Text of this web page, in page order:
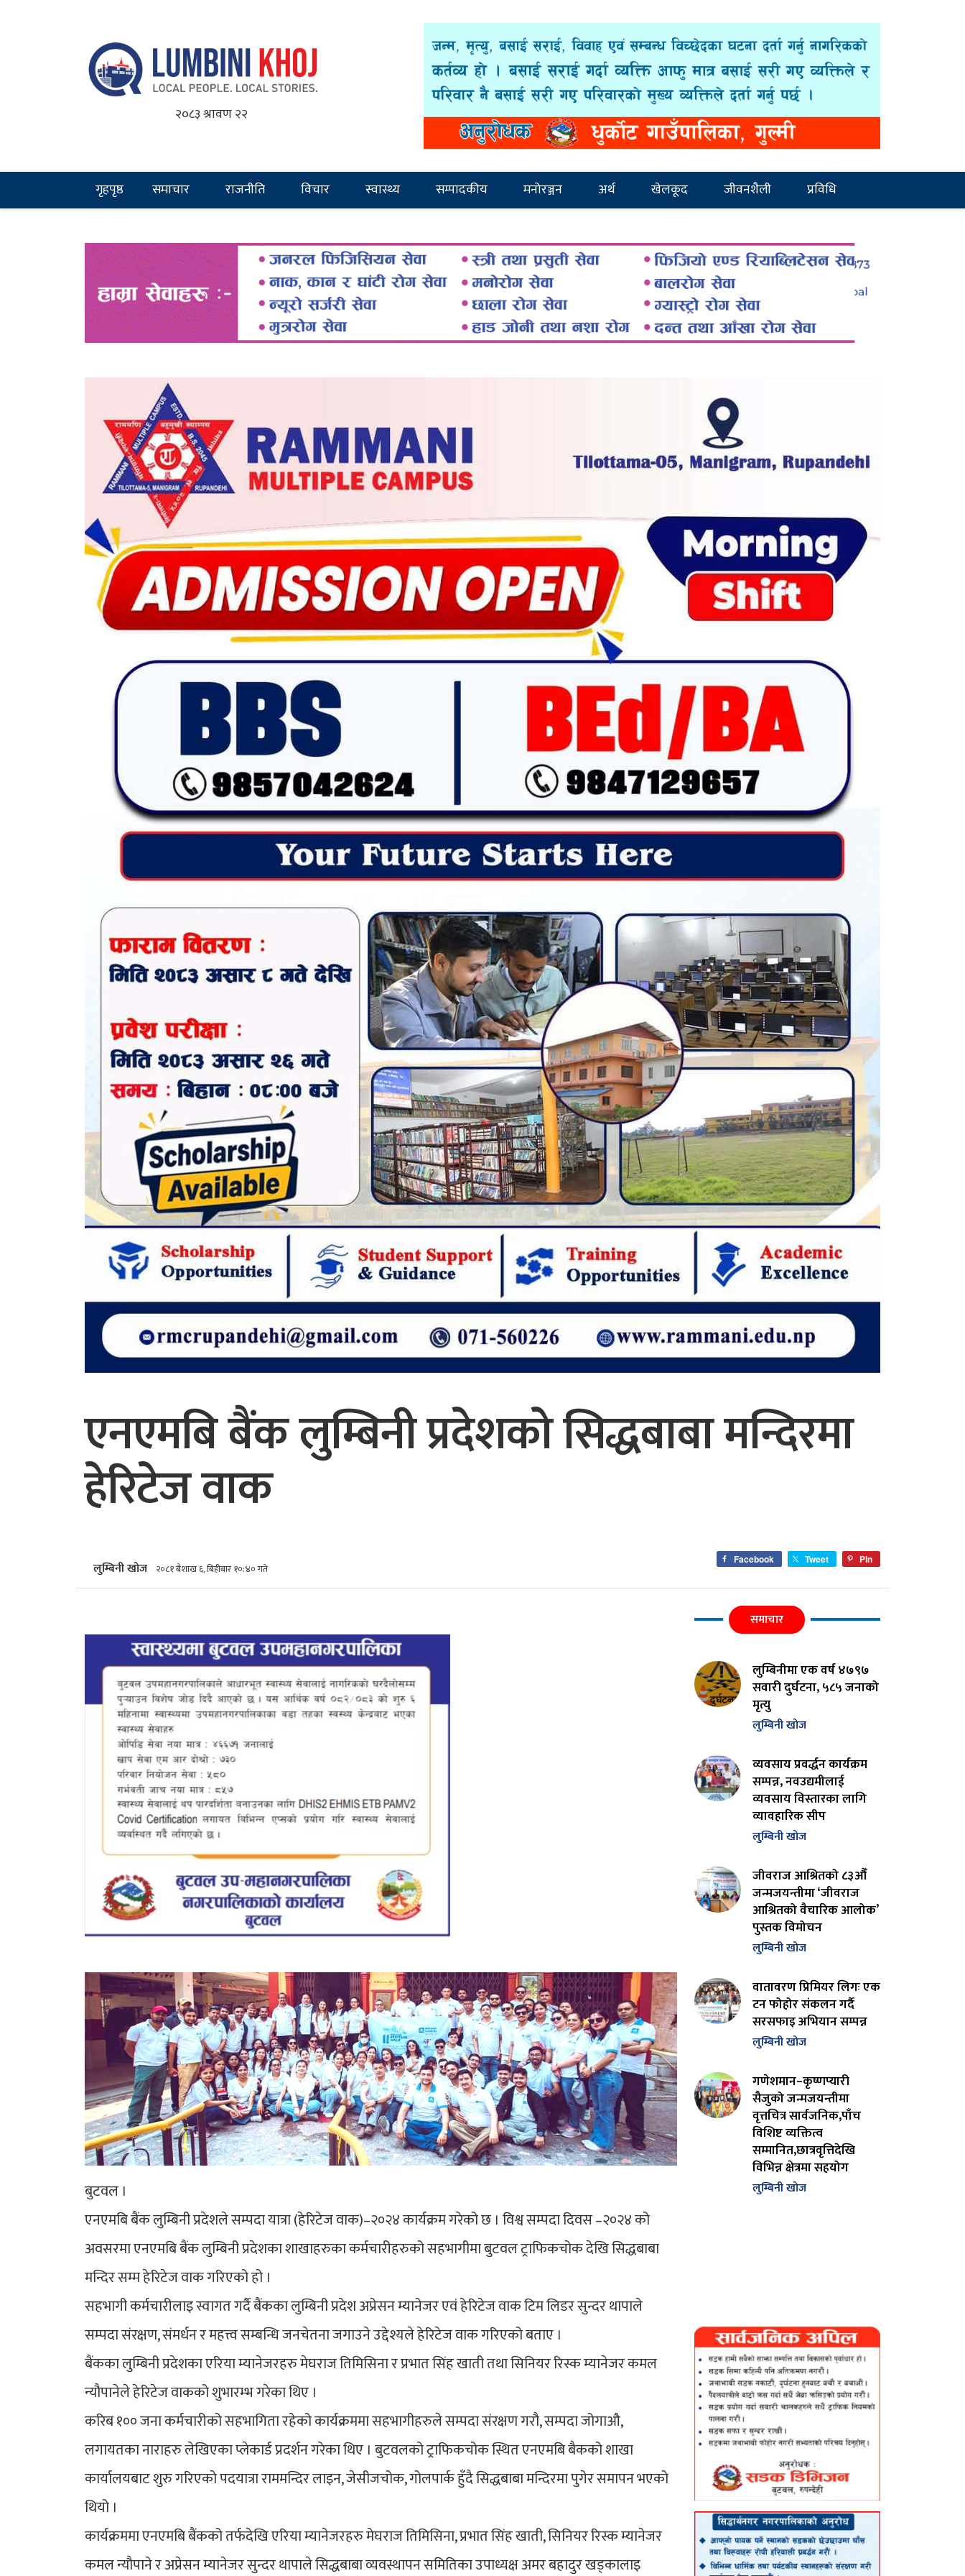
२०८३ श्रावण २२
गृहपृष्ठ समाचार राजनीति विचार स्वास्थ्य सम्पादकीय मनोरञ्जन अर्थ खेलकूद जीवनशैली प्रविधि
एनएमबि बैंक लुम्बिनी प्रदेशको सिद्धबाबा मन्दिरमा
हेरिटेज वाक
लुम्बिनी खोज २०८१ बैशाख ६, बिहीबार १०:४० गते
Facebook Tweet Pin
बुटवल ।
एनएमबि बैंक लुम्बिनी प्रदेशले सम्पदा यात्रा (हेरिटेज वाक)–२०२४ कार्यक्रम गरेको छ । विश्व सम्पदा दिवस –२०२४ को
अवसरमा एनएमबि बैंक लुम्बिनी प्रदेशका शाखाहरुका कर्मचारीहरुको सहभागीमा बुटवल ट्राफिकचोक देखि सिद्धबाबा
मन्दिर सम्म हेरिटेज वाक गरिएको हो ।
सहभागी कर्मचारीलाइ स्वागत गर्दै बैंकका लुम्बिनी प्रदेश अप्रेसन म्यानेजर एवं हेरिटेज वाक टिम लिडर सुन्दर थापाले
सम्पदा संरक्षण, संमर्धन र महत्त्व सम्बन्धि जनचेतना जगाउने उद्देश्यले हेरिटेज वाक गरिएको बताए ।
बैंकका लुम्बिनी प्रदेशका एरिया म्यानेजरहरु मेघराज तिमिसिना र प्रभात सिंह खाती तथा सिनियर रिस्क म्यानेजर कमल
न्यौपानेले हेरिटेज वाकको शुभारम्भ गरेका थिए ।
करिब १०० जना कर्मचारीको सहभागिता रहेको कार्यक्रममा सहभागीहरुले सम्पदा संरक्षण गरौ, सम्पदा जोगाऔ,
लगायतका नाराहरु लेखिएका प्लेकार्ड प्रदर्शन गरेका थिए । बुटवलको ट्राफिकचोक स्थित एनएमबि बैकको शाखा
कार्यालयबाट शुरु गरिएको पदयात्रा राममन्दिर लाइन, जेसीजचोक, गोलपार्क हुँदै सिद्धबाबा मन्दिरमा पुगेर समापन भएको
थियो ।
कार्यक्रममा एनएमबि बैंकको तर्फदेखि एरिया म्यानेजरहरु मेघराज तिमिसिना, प्रभात सिंह खाती, सिनियर रिस्क म्यानेजर
कमल न्यौपाने र अप्रेसन म्यानेजर सुन्दर थापाले सिद्धबाबा व्यवस्थापन समितिका उपाध्यक्ष अमर बहादुर खड्कालाइ
समाचार
लुम्बिनीमा एक वर्ष ४७९७
सवारी दुर्घटना, ५८५ जनाको
मृत्यु
लुम्बिनी खोज
व्यवसाय प्रवर्द्धन कार्यक्रम
सम्पन्न, नवउद्यमीलाई
व्यवसाय विस्तारका लागि
व्यावहारिक सीप
लुम्बिनी खोज
जीवराज आश्रितको ८३औँ
जन्मजयन्तीमा ‘जीवराज
आश्रितको वैचारिक आलोक’
पुस्तक विमोचन
लुम्बिनी खोज
वातावरण प्रिमियर लिगः एक
टन फोहोर संकलन गर्दै
सरसफाइ अभियान सम्पन्न
लुम्बिनी खोज
गणेशमान–कृष्णप्यारी
सैजुको जन्मजयन्तीमा
वृत्तचित्र सार्वजनिक,पाँच
विशिष्ट व्यक्तित्व
सम्मानित,छात्रवृत्तिदेखि
विभिन्न क्षेत्रमा सहयोग
लुम्बिनी खोज